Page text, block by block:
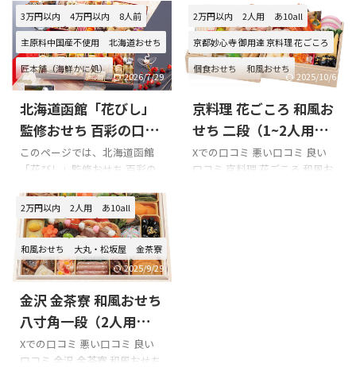
口コミ 東京正直屋 お肉と魚介
のよくばりおせちを購入の際
の参考に是非どうぞ!!! 東京正直
屋 お肉と魚介のよくばりおせ
ちのXでの口コミ 口コミのまと
め 東京正直屋 お肉と魚介のよ
くばりおせちの口コミはあり
ませんでした。 もし口コミが
ないために、購入前に必ずチ
以下は東京正直屋 お肉と魚介
のよくばりおせち 商品内容で
す。 値段は楽天で2025/07/22
時点のものです
全40品目配送日2024年12月31
日 Xでの口コミ ホテルグラン
ヴィア大阪 おせち 和洋一段重
を購入の際の参考に是非どう
ぞ!!! ホテルグランヴィア大阪
ミ ☆::*Happy-New-Year*::☆皆
様 今年も よろしくお願いしま
は……ホテルグランヴィア大
3万円以内 4万円以内 8人前
主原料中国産不使用 北海道おせち
匠本舗（海鮮かに処）
和洋中おせち 早割 花びし
2026/7/29
北海道函館「花びし」
監修おせち 百彩の口コ
ミをまとめてみまし
た!!!
このページでは、北海道函館
「花びし」監修おせち 百彩の
函館「花びし」監修おせち 百
彩を購入の際の参考に是非ど
うぞ!!! 北海道函館「花びし」監
修おせち 百彩のXでの口コミ
おせち福袋ー！大吉♥♥花菱
の百彩！100種類で8.5寸やから
おおきい！
pic.twitter.com/E4JTBUewbA
(@iEodUsFDwq4RTJO)
2万円以内 2人用 あ10all
京都妙心寺 御用達 京料理 花ごころ
個食おせち 和風おせち
2025/10/6
京料理 花ごころ 和風お
せち 二段（1~2人用）
の口コミをまとめてみ
ました!!!
Xでの口コミ 悪い口コミ 良い
口コミ 京料理 花ごころ 和風お
2万円以内 2人用 あ10all
和風おせち 大丸・松坂屋
金茶寮
2025/9/29
金沢 金茶寮 和風おせち
八寸角一段（2人用）の
口コミをまとめてみま
した!!!
Xでの口コミ 悪い口コミ 良い
口コミ 金沢 金茶寮 和風おせち